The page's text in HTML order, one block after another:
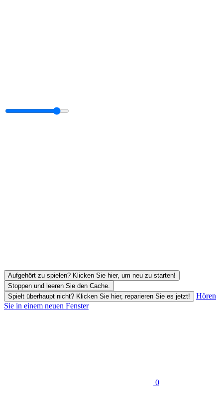
Aufgehört zu spielen? Klicken Sie hier, um neu zu starten!
Stoppen und leeren Sie den Cache.
Spielt überhaupt nicht? Klicken Sie hier, reparieren Sie es jetzt!
Hören
Sie in einem neuen Fenster
0